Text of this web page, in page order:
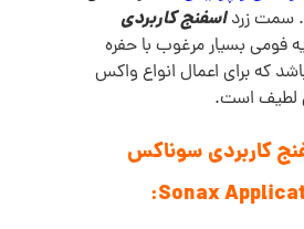
سمت زرداسفنج کاربردی
فومی بسیار مرغوب با حفره
که برای اعمال انواع واکس
لطیف است.
کاربردی سوناکس
Sonax